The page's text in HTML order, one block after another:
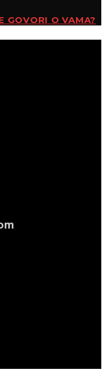
GOVORI O VAMA?